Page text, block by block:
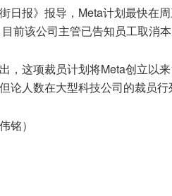
日报》报导，Meta计划最快在
前该公司主管已告知员工取消本
，这项裁员计划将Meta创立以
论人数在大型科技公司的裁员
铭）